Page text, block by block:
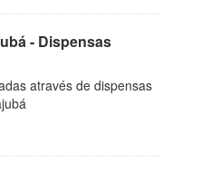
- Dispensas
através de dispensas